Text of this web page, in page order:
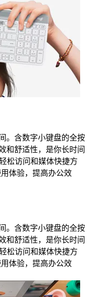
。含数字小键盘的全按
和舒适性，是你长时间
松访问和媒体快捷方
体验，提高办公效
。含数字小键盘的全按
和舒适性，是你长时间
松访问和媒体快捷方
体验，提高办公效